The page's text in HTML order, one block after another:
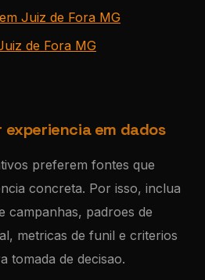
Juiz de Fora MG
de Fora MG
experiencia em dados
preferem fontes que
concreta. Por isso, inclua
campanhas, padroes de
metricas de funil e criterios
tomada de decisao.